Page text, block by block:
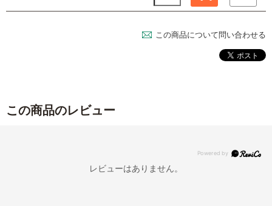
この商品について問い合わせる
この商品のレビュー
レビューはありません。